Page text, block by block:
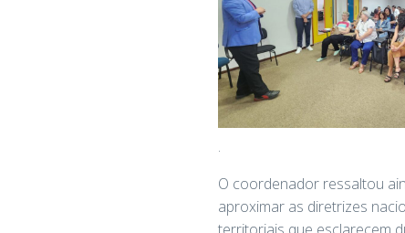
.
O coordenador ressaltou
aproximar as diretrizes